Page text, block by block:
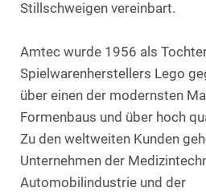
Stillschweigen vereinbart.
Amtec wurde 1956 als
Spielwarenherstellers Lego
über einen der modernsten
Formenbaus und über hoch
Zu den weltweiten Kunden
Unternehmen der
Automobilindustrie und der